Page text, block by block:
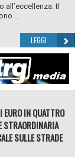
Il
...
LEGGI
IN QUATTRO
STRAORDINARIA
SULLE STRADE